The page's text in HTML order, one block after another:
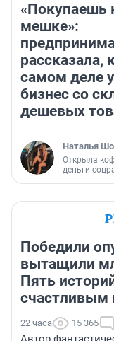
«Покупаешь
мешке»:
рассказала,
самом деле
бизнес со
дешевых
Наталья
Открыла
деньги
Победили
вытащили
Пять
счастливым
22 часа 15 365